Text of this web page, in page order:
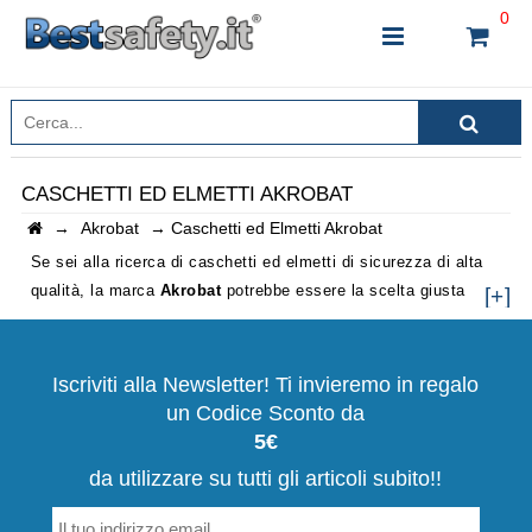
0
INSERISCI IL NOME DEL PRODOTTO CHE STAI
CERCANDO
CASCHETTI ED ELMETTI AKROBAT
→ Akrobat → Caschetti ed Elmetti Akrobat
Se sei alla ricerca di caschetti ed elmetti di sicurezza di alta
qualità, la marca Akrobatpotrebbe essere la scelta giusta
per te.Akrobat è un produttore riconosciuto a livello
individuale, tra cui caschetti ed elmetti di sicurezza, che
offrono una protezione affidabile e comfort durante le attività
La linea di caschetti ed elmetti di sicurezza Akrobat offre
diverse opzioni per adattarsi alle diverse esigenze dei
[+]
Iscriviti alla Newsletter! Ti invieremo in regalo
un Codice Sconto da
5€
da utilizzare su tutti gli articoli subito!!